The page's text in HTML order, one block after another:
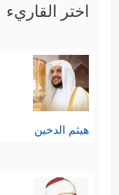
اختر القاريء
هيثم الدخين